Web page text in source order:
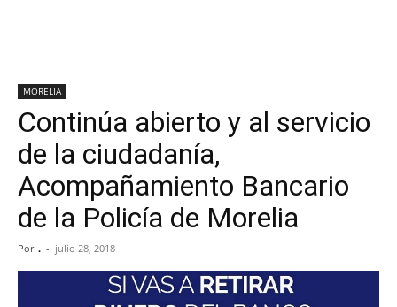
MORELIA
Continúa abierto y al servicio
de la ciudadanía,
Acompañamiento Bancario
de la Policía de Morelia
Por . - julio 28, 2018